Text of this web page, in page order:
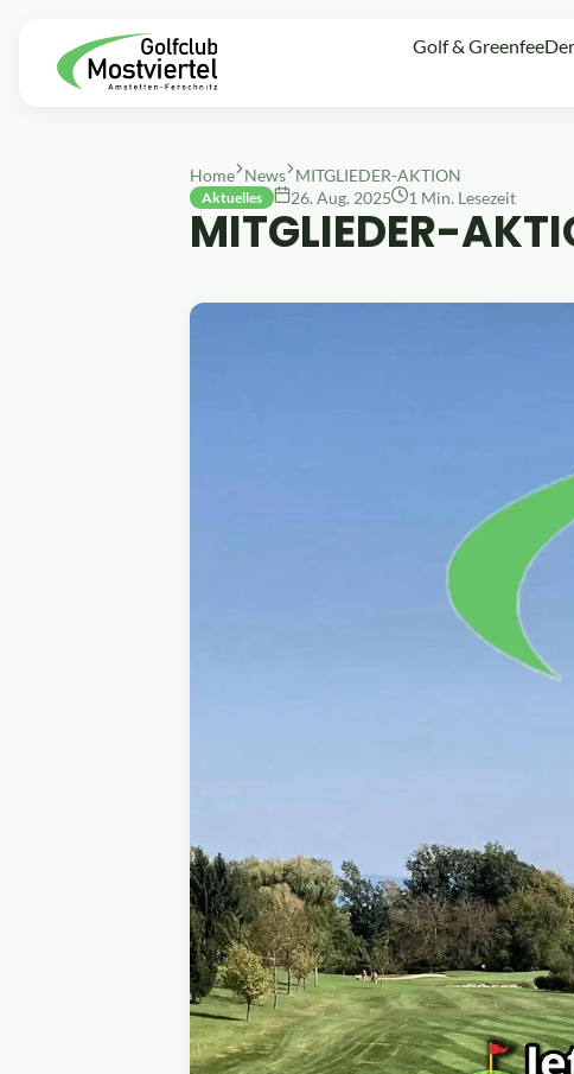
Golf & Greenfee
Home News MITGLIEDER-AKTION
Aktuelles 26. Aug. 2025 1 Min. Lesezeit
MITGLIEDER-